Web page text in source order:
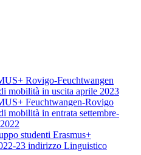
Rovigo-Feuchtwangen
mobilità in uscita aprile 2023
Feuchtwangen-Rovigo
mobilità in entrata settembre-
studenti Erasmus+
23 indirizzo Linguistico